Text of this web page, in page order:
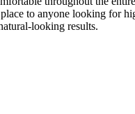
to anyone looking for
looking results.